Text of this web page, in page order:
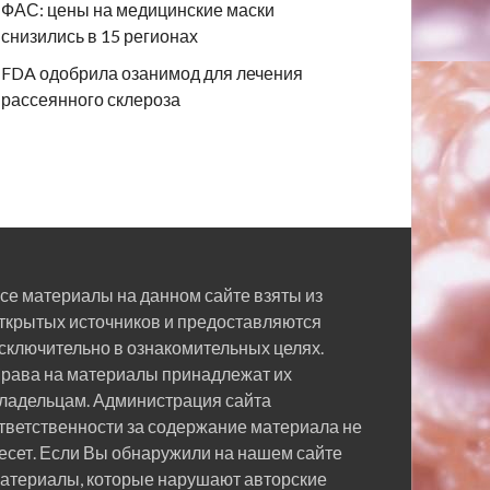
ФАС: цены на медицинские маски
снизились в 15 регионах
FDA одобрила озанимод для лечения
рассеянного склероза
материалы на данном сайте взяты из
источников и предоставляются
в ознакомительных целях.
на материалы принадлежат их
Администрация сайта
за содержание материала не
Если Вы обнаружили на нашем сайте
которые нарушают авторские